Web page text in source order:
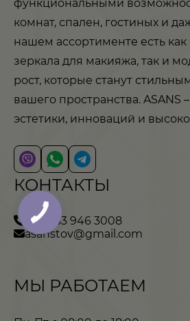
функциональными
комнат, спален, гостиных и
нашем ассортименте есть
зеркала для макияжа, так и
рост, которые станут
вашего пространства. ASANS
эстетики, инноваций и
КОНТАКТЫ
+380 63 946 3008
asanstov@gmail.com
МЫ РАБОТАЕМ